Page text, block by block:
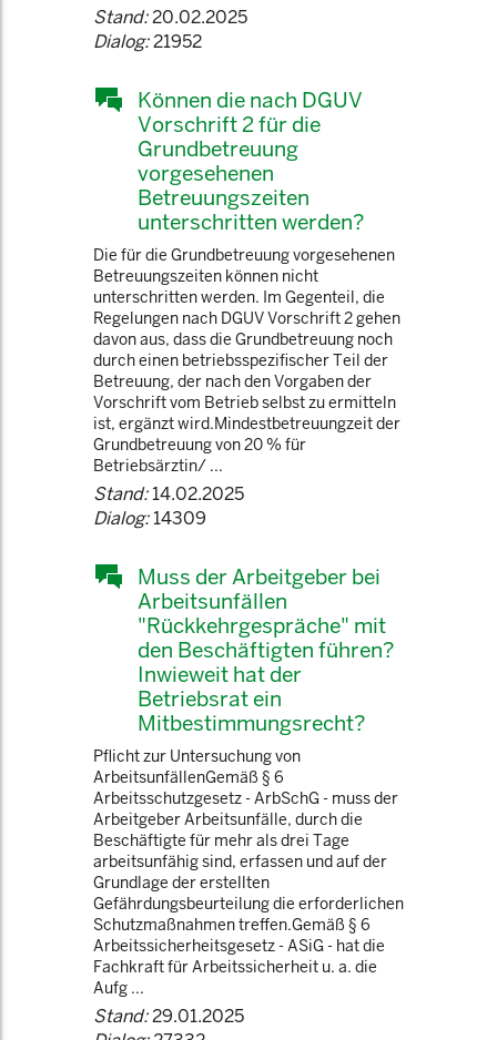
Stand:20.02.2025
Dialog:21952
Können die nach DGUV
Vorschrift 2 für die
Grundbetreuung
vorgesehenen
Betreuungszeiten
unterschritten werden?
Die für die Grundbetreuung vorgesehenen
Betreuungszeiten können nicht
unterschritten werden. Im Gegenteil, die
Regelungen nach DGUV Vorschrift 2 gehen
davon aus, dass die Grundbetreuung noch
durch einen betriebsspezifischer Teil der
Betreuung, der nach den Vorgaben der
Vorschrift vom Betrieb selbst zu ermitteln
ist, ergänzt wird.Mindestbetreuungzeit der
Grundbetreuung von 20 % für
Betriebsärztin/ ...
Stand:14.02.2025
Dialog:14309
Muss der Arbeitgeber bei
Arbeitsunfällen
"Rückkehrgespräche" mit
den Beschäftigten führen?
Inwieweit hat der
Betriebsrat ein
Mitbestimmungsrecht?
Pflicht zur Untersuchung von
ArbeitsunfällenGemäß § 6
Arbeitsschutzgesetz - ArbSchG - muss der
Arbeitgeber Arbeitsunfälle, durch die
Beschäftigte für mehr als drei Tage
arbeitsunfähig sind, erfassen und auf der
Grundlage der erstellten
Gefährdungsbeurteilung die erforderlichen
Schutzmaßnahmen treffen.Gemäß § 6
Arbeitssicherheitsgesetz - ASiG - hat die
Fachkraft für Arbeitssicherheit u. a. die
Aufg ...
Stand:29.01.2025